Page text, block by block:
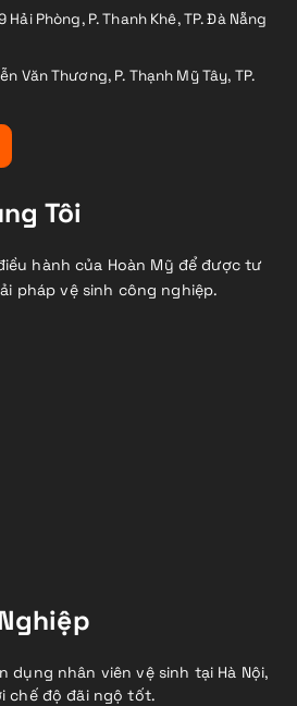
Hải Phòng, P. Thanh Khê, TP. Đà Nẵng
Văn Thương, P. Thạnh Mỹ Tây, TP.
Tôi
hành của Hoàn Mỹ để được tư
pháp vệ sinh công nghiệp.
dụng nhân viên vệ sinh tại Hà Nội,
chế độ đãi ngộ tốt.